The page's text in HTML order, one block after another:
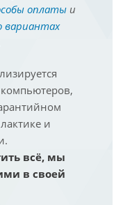
оплатыи
вариантах
и
всё, мы
в своей